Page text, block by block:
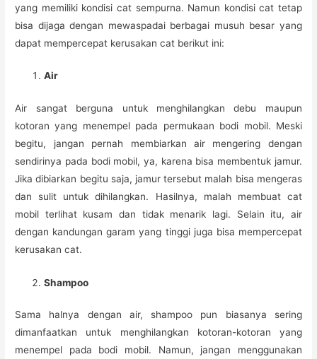
yang memiliki kondisi cat sempurna. Namun kondisi cat tetap
bisa dijaga dengan mewaspadai berbagai musuh besar yang
dapat mempercepat kerusakan cat berikut ini:
Air
Air sangat berguna untuk menghilangkan debu maupun
kotoran yang menempel pada permukaan bodi mobil. Meski
begitu, jangan pernah membiarkan air mengering dengan
sendirinya pada bodi mobil, ya, karena bisa membentuk jamur.
Jika dibiarkan begitu saja, jamur tersebut malah bisa mengeras
dan sulit untuk dihilangkan. Hasilnya, malah membuat cat
mobil terlihat kusam dan tidak menarik lagi. Selain itu, air
dengan kandungan garam yang tinggi juga bisa mempercepat
kerusakan cat.
Shampoo
Sama halnya dengan air, shampoo pun biasanya sering
dimanfaatkan untuk menghilangkan kotoran-kotoran yang
menempel pada bodi mobil. Namun, jangan menggunakan